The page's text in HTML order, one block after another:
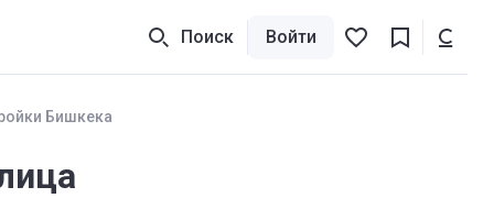
Поиск Войти
Бишкека